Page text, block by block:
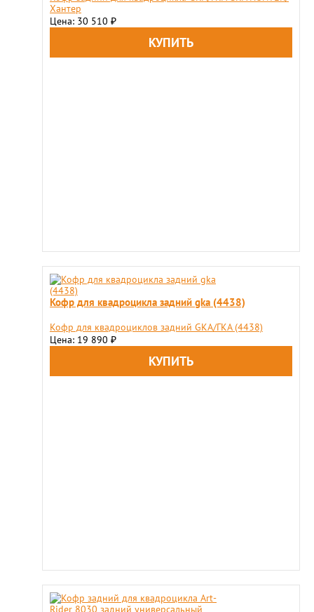
Хантер
Цена: 30 510 ₽
Кофр для квадроцикла задний gka (4438)
Кофр для квадроциклов задний GKA/ГКА (4438)
Цена: 19 890 ₽